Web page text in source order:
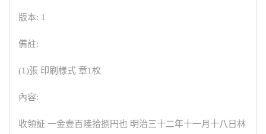
版本: 1
備註:
(1)張 印刷樣式 章1枚
內容:
收領証 一金壹百陸拾捌円也 明治三十二年十一月十八日林